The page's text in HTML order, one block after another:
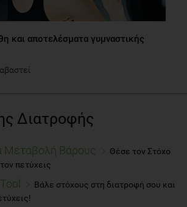
και αποτελέσματα γυμναστικής
Διατροφής
Μεταβολή Βάρους
Θέσε τον Στόχο
πετύχεις
Βάλε στόχους στη διατροφή σου και